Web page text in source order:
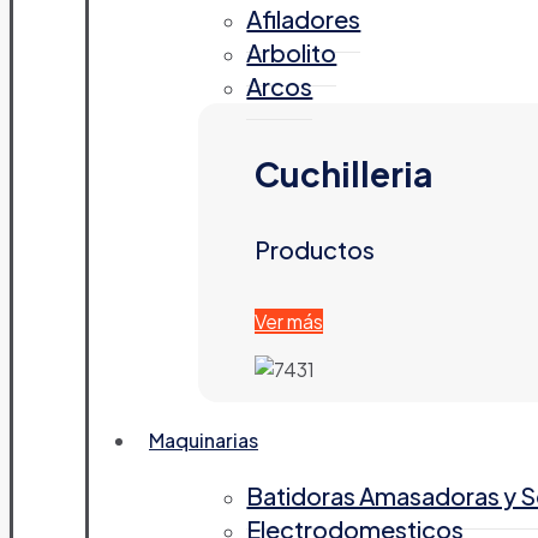
Afiladores
Arbolito
Arcos
Cuchilleria
Productos
Ver más
Maquinarias
Batidoras Amasadoras y
Electrodomesticos